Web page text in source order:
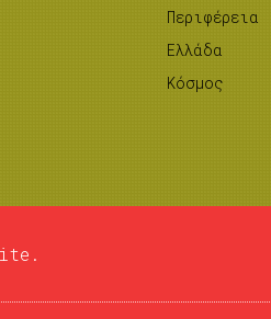
Περιφέρεια
Ελλάδα
Κόσμος